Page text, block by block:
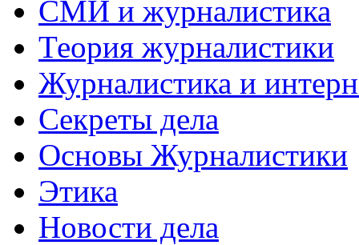
СМИ и журналистика
Теория журналистики
Журналистика и
Секреты дела
Основы Журналистики
Этика
Новости дела